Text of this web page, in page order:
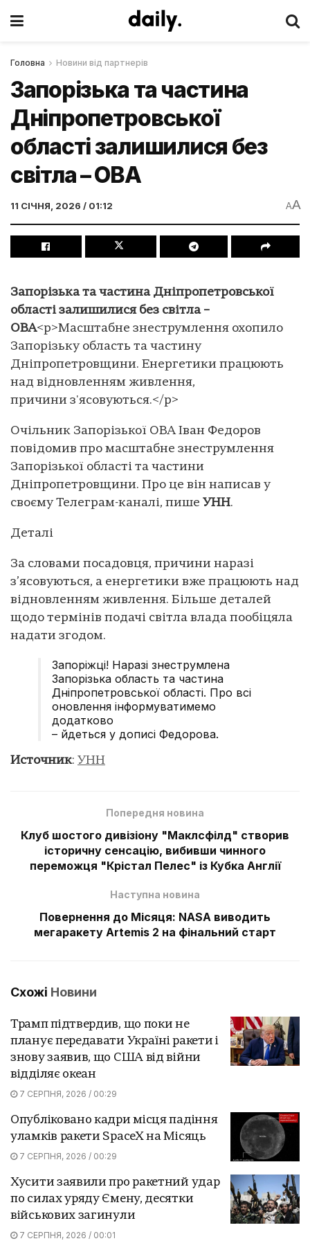
Головна Новини від партнерів
Запорізька та частина
Дніпропетровської
області залишилися без
світла – ОВА
11 СІЧНЯ, 2026 / 01:12 AA
Запорізька та частина Дніпропетровської
області залишилися без світла –
ОВА<p>Масштабне знеструмлення охопило
Запорізьку область та частину
Дніпропетровщини. Енергетики працюють
над відновленням живлення,
причини з'ясовуються.</p>
Очільник Запорізької ОВА Іван Федоров
повідомив про масштабне знеструмлення
Запорізької області та частини
Дніпропетровщини. Про це він написав у
своєму Телеграм-каналі, пише УНН.
Деталі
За словами посадовця, причини наразі
з’ясовуються, а енергетики вже працюють над
відновленням живлення. Більше деталей
щодо термінів подачі світла влада пообіцяла
надати згодом.
Запоріжці! Наразі знеструмлена
Запорізька область та частина
Дніпропетровської області. Про всі
оновлення інформуватимемо
додатково
– йдеться у дописі Федорова.
Источник: УНН
Попередня новина
Клуб шостого дивізіону "Маклсфілд" створив
історичну сенсацію, вибивши чинного
переможця "Крістал Пелес" із Кубка Англії
Наступна новина
Повернення до Місяця: NASA виводить
мегаракету Artemis 2 на фінальний старт
Схожі Новини
Трамп підтвердив, що поки не
планує передавати Україні ракети і
знову заявив, що США від війни
відділяє океан
7 СЕРПНЯ, 2026 / 00:29
Опубліковано кадри місця падіння
уламків ракети SpaceX на Місяць
7 СЕРПНЯ, 2026 / 00:29
Хусити заявили про ракетний удар
по силах уряду Ємену, десятки
військових загинули
7 СЕРПНЯ, 2026 / 00:01